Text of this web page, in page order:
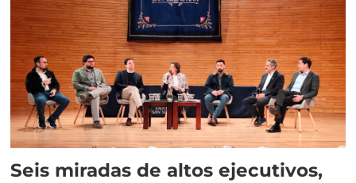
Seis miradas de altos ejecutivos,